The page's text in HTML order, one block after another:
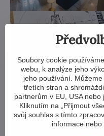
Soubory cookie
webu, k analýze jeho
jeho používání.
třetích stran a
partnerům v EU, USA nebo
Kliknutím na „Přijmout
svůj souhlas s tímto
informace